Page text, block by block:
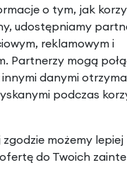
o tym, jak
udostępniamy
reklamowym i
Partnerzy mogą
danymi
podczas
zgodzie możemy lepiej
do Twoich